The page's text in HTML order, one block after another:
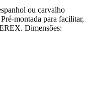
ou carvalho
montada para facilitar,
Dimensões: